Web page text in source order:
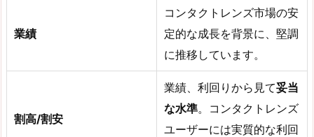
業績
コンタクトレンズ市場の安
定的な成長を背景に、堅調
に推移しています。
割高/割安
業績、利回りから見て妥当
な水準。コンタクトレンズ
ユーザーには実質的な利回